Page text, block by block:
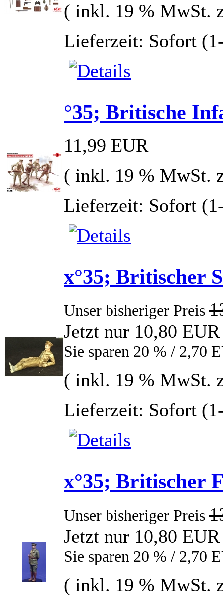
( inkl. 19 % MwSt.
Lieferzeit: Sofort
°35; Britische
11,99 EUR
( inkl. 19 % MwSt.
Lieferzeit: Sofort
x°35; Britischer
Unser bisheriger Preis
Jetzt nur 10,80 EUR
Sie sparen 20 % / 2,70
( inkl. 19 % MwSt.
Lieferzeit: Sofort
x°35; Britischer
Unser bisheriger Preis
Jetzt nur 10,80 EUR
Sie sparen 20 % / 2,70
( inkl. 19 % MwSt.